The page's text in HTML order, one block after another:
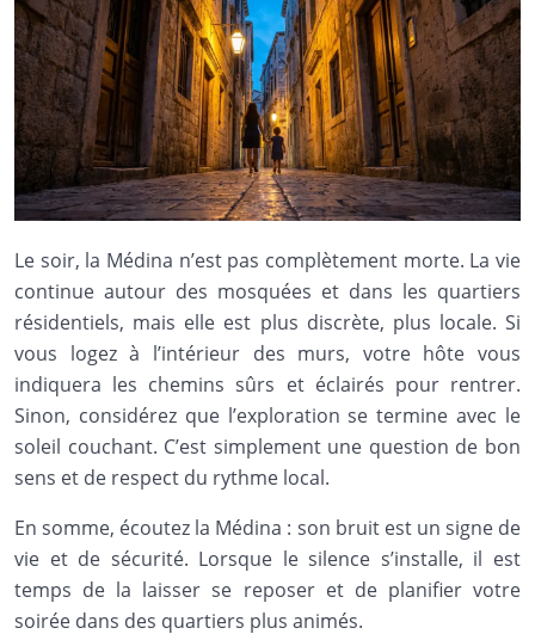
Le soir, la Médina n’est pas complètement morte. La vie
continue autour des mosquées et dans les quartiers
résidentiels, mais elle est plus discrète, plus locale. Si
vous logez à l’intérieur des murs, votre hôte vous
indiquera les chemins sûrs et éclairés pour rentrer.
Sinon, considérez que l’exploration se termine avec le
soleil couchant. C’est simplement une question de bon
sens et de respect du rythme local.
En somme, écoutez la Médina : son bruit est un signe de
vie et de sécurité. Lorsque le silence s’installe, il est
temps de la laisser se reposer et de planifier votre
soirée dans des quartiers plus animés.